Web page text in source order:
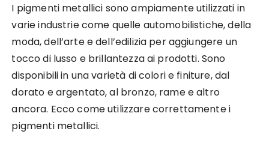
I pigmenti metallici sono ampiamente utilizzati in
varie industrie come quelle automobilistiche, della
moda, dell’arte e dell’edilizia per aggiungere un
tocco di lusso e brillantezza ai prodotti. Sono
disponibili in una varietà di colori e finiture, dal
dorato e argentato, al bronzo, rame e altro
ancora. Ecco come utilizzare correttamente i
pigmenti metallici.